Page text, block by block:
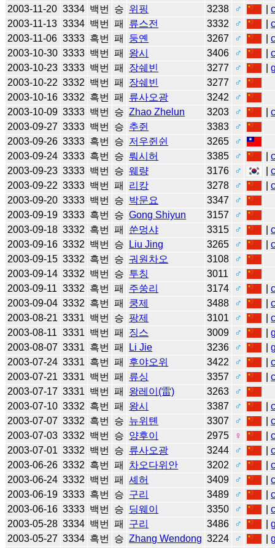
2003-11-20 3334 백번 승 위핑 3238 ♂ |
2003-11-13 3334 백번 패 류스전 3332 ♂ |
2003-11-06 3333 흑번 패 둥옌 3267 ♂ |
2003-10-30 3333 백번 패 왕시 3406 ♂ |
2003-10-23 3333 백번 패 장쉐빈 3277 ♂ |
2003-10-22 3332 백번 패 장쉐빈 3277
♂
2003-10-16 3332 흑번 패 류사오광 3242
♂
2003-10-09 3333 백번 승 Zhao Zhelun 3203 ♂ |
2003-09-27 3333 백번 승 추쥔 3383
♂
2003-09-26 3333 흑번 승 저우쥔쉰 3265
♂
2003-09-24 3333 흑번 승 뤄시허 3385 ♂ |
2003-09-23 3333 백번 승 웨량 3176 ♂ |
2003-09-22 3333 백번 패 리캉 3278 ♂ |
2003-09-20 3333 백번 승 박문요 3347
♂
2003-09-19 3333 흑번 승 Gong Shiyun 3157
♂
2003-09-18 3332 흑번 패 쑨멍샤 3315 ♂ |
2003-09-16 3332 백번 승 Liu Jing 3265 ♂ |
2003-09-15 3332 흑번 승 궈원차오 3108
♂
2003-09-14 3332 백번 승 투칭 3011
♂
2003-09-11 3332 흑번 패 주쑹리 3174 ♂ |
2003-09-04 3332 흑번 패 쿵제 3488 ♂ |
2003-08-21 3331 백번 승 팡제 3101 ♂ |
2003-08-11 3331 백번 패 징스 3009 ♂ |
2003-08-07 3331 흑번 패 Li Jie 3236 ♂ |
2003-07-24 3331 흑번 패 후야오위 3422 ♂ |
2003-07-21 3331 백번 패 류싱 3357 ♂ |
2003-07-17 3331 백번 패 왕레이(雷) 3263
♂
2003-07-10 3332 흑번 패 왕시 3387 ♂ |
2003-07-07 3332 흑번 승 뉴위톈 3307 ♂ |
2003-07-03 3332 백번 승 양후이 2975 ♀ |
2003-07-01 3332 백번 승 류사오광 3244 ♂ |
2003-06-26 3332 흑번 패 차오다위안 3202 ♂ |
2003-06-24 3332 백번 패 셰허 3409 ♂ |
2003-06-19 3333 흑번 승 구리 3489 ♂ |
2003-06-16 3333 백번 승 딩웨이 3350 ♂ |
2003-05-28 3334 백번 패 구리 3486 ♂ |
2003-05-27 3334 흑번 승 Zhang Wendong 3224 ♂ |